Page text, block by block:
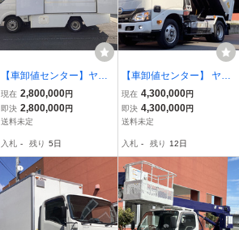
【車卸値センター】ヤフ
オク特価!バネット移動販
売車ホシザキ製冷凍冷蔵
庫設定-3～12℃対面式カ
0
現在 2,800,000円
即決 2,800,000円
送料未定
入札 - 残り 5日
【車卸値センター】 ヤフ
オク特価!デュトロ ハイブ
リッド 塵芥車 モリタ 回
転パッカー・ダンプアッ
現在 4,300,000円
即決 4,300,000円
送料未定
入札 - 残り 12日